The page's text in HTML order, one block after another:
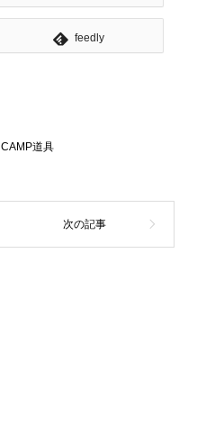
feedly
CAMP道具